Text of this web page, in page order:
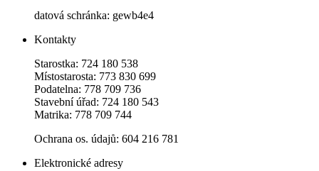
datová schránka: gewb4e4
Kontakty
Starostka: 724 180 538
Místostarosta: 773 830 699
Podatelna: 778 709 736
Stavební úřad: 724 180 543
Matrika: 778 709 744
Ochrana os. údajů: 604 216 781
Elektronické adresy